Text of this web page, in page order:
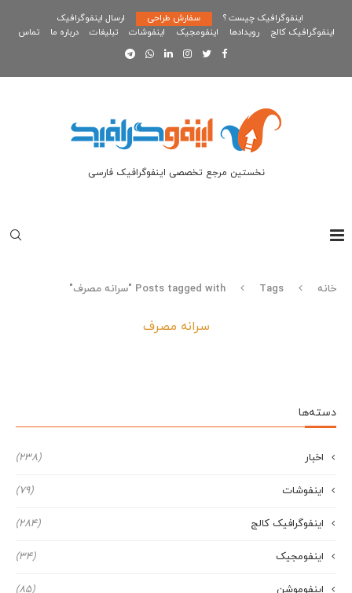
اینفوگرافیک چیست ؟ سفارش طراحی
ارسال اینفوگرافیک
اینفوگرافیک کالج
رویدادها اینفومجیک اینفوشات تبلیغات درباره ما تماس
نخستین مرجع تخصصی اینفوگرافیک فارسی
خانه Tags Posts tagged with "سرانه مصرف"
سرانه مصرف
دسته‌ها
اخبار (238)
اینفوشات (79)
اینفوگرافیک کالج (284)
اینفومجیک (34)
اینفوموشن (85)